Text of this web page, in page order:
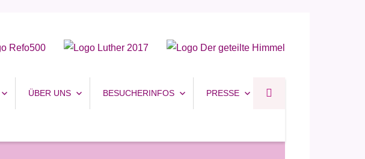
ÜBER UNS BESUCHERINFOS PRESSE